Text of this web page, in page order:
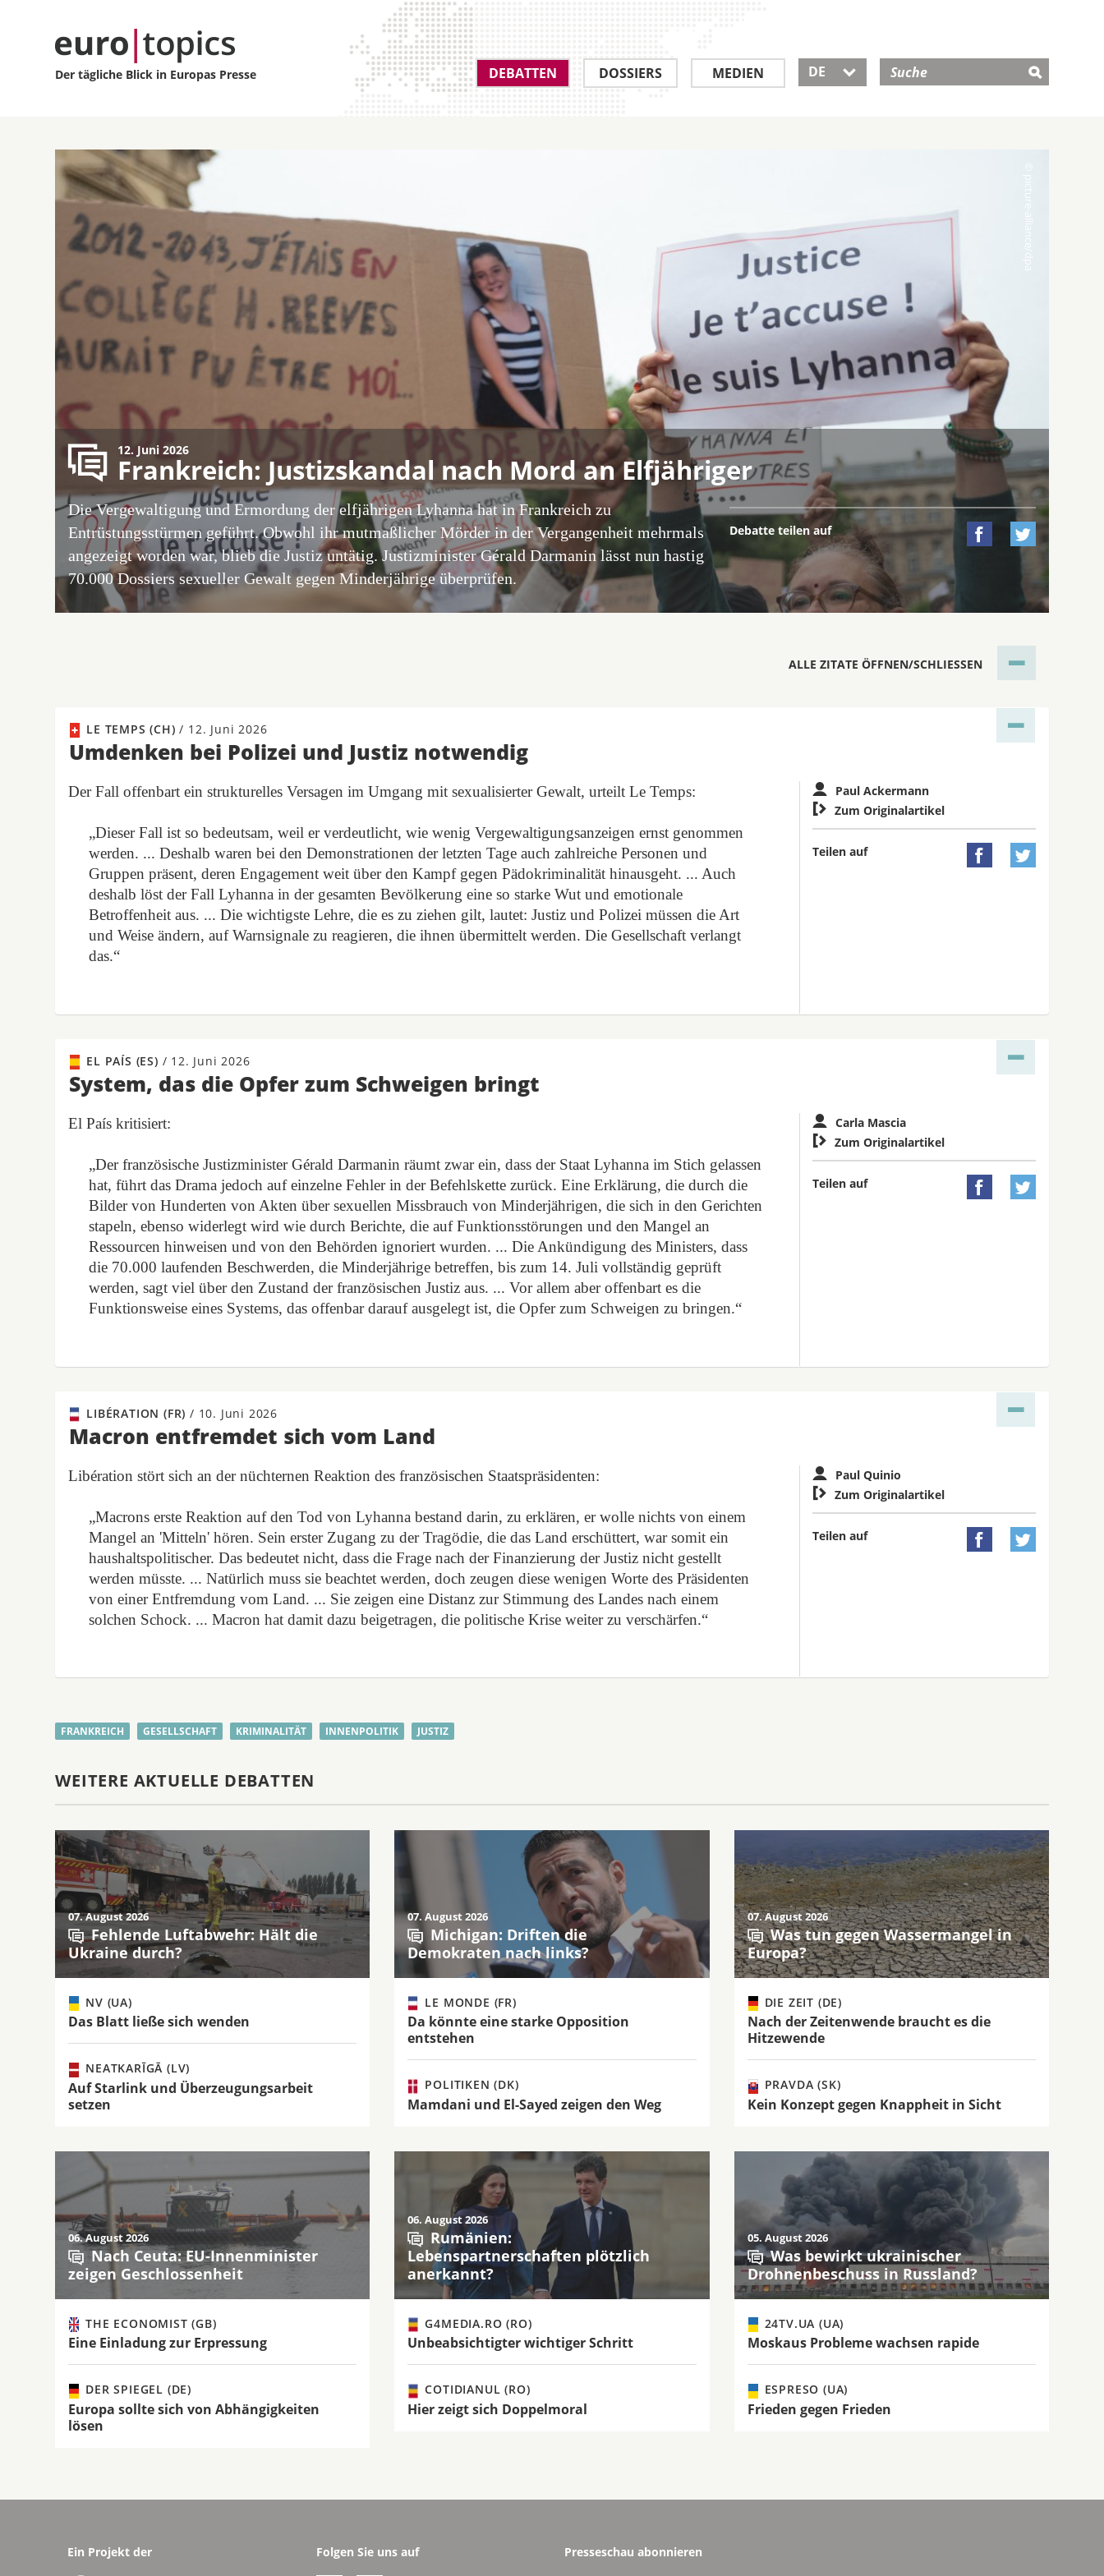
Der tägliche Blick in Europas Presse DEBATTEN DOSSIERS MEDIEN DE 
12. Juni 2026
Frankreich: Justizskandal nach Mord an Elfjähriger
Die Vergewaltigung und Ermordung der elfjährigen Lyhanna hat in Frankreich zu
Entrüstungsstürmen geführt. Obwohl ihr mutmaßlicher Mörder in der Vergangenheit mehrmals
angezeigt worden war, blieb die Justiz untätig. Justizminister Gérald Darmanin lässt nun hastig
70.000 Dossiers sexueller Gewalt gegen Minderjährige überprüfen.
Debatte teilen auf  
ALLE ZITATE ÖFFNEN/SCHLIESSEN
LE TEMPS (CH)/ 12. Juni 2026
Umdenken bei Polizei und Justiz notwendig
Der Fall offenbart ein strukturelles Versagen im Umgang mit sexualisierter Gewalt, urteilt Le Temps:
„Dieser Fall ist so bedeutsam, weil er verdeutlicht, wie wenig Vergewaltigungsanzeigen ernst genommen
werden. ... Deshalb waren bei den Demonstrationen der letzten Tage auch zahlreiche Personen und
Gruppen präsent, deren Engagement weit über den Kampf gegen Pädokriminalität hinausgeht. ... Auch
deshalb löst der Fall Lyhanna in der gesamten Bevölkerung eine so starke Wut und emotionale
Betroffenheit aus. ... Die wichtigste Lehre, die es zu ziehen gilt, lautet: Justiz und Polizei müssen die Art
und Weise ändern, auf Warnsignale zu reagieren, die ihnen übermittelt werden. Die Gesellschaft verlangt
das.“
Paul Ackermann
 Zum Originalartikel
Teilen auf  
EL PAÍS (ES) / 12. Juni 2026
System, das die Opfer zum Schweigen bringt
El País kritisiert:
„Der französische Justizminister Gérald Darmanin räumt zwar ein, dass der Staat Lyhanna im Stich gelassen
hat, führt das Drama jedoch auf einzelne Fehler in der Befehlskette zurück. Eine Erklärung, die durch die
Bilder von Hunderten von Akten über sexuellen Missbrauch von Minderjährigen, die sich in den Gerichten
stapeln, ebenso widerlegt wird wie durch Berichte, die auf Funktionsstörungen und den Mangel an
Ressourcen hinweisen und von den Behörden ignoriert wurden. ... Die Ankündigung des Ministers, dass
die 70.000 laufenden Beschwerden, die Minderjährige betreffen, bis zum 14. Juli vollständig geprüft
werden, sagt viel über den Zustand der französischen Justiz aus. ... Vor allem aber offenbart es die
Funktionsweise eines Systems, das offenbar darauf ausgelegt ist, die Opfer zum Schweigen zu bringen.“
Carla Mascia
 Zum Originalartikel
Teilen auf  
LIBÉRATION (FR) / 10. Juni 2026
Macron entfremdet sich vom Land
Libération stört sich an der nüchternen Reaktion des französischen Staatspräsidenten:
„Macrons erste Reaktion auf den Tod von Lyhanna bestand darin, zu erklären, er wolle nichts von einem
Mangel an 'Mitteln' hören. Sein erster Zugang zu der Tragödie, die das Land erschüttert, war somit ein
haushaltspolitischer. Das bedeutet nicht, dass die Frage nach der Finanzierung der Justiz nicht gestellt
werden müsste. ... Natürlich muss sie beachtet werden, doch zeugen diese wenigen Worte des Präsidenten
von einer Entfremdung vom Land. ... Sie zeigen eine Distanz zur Stimmung des Landes nach einem
solchen Schock. ... Macron hat damit dazu beigetragen, die politische Krise weiter zu verschärfen.“
Paul Quinio
 Zum Originalartikel
Teilen auf  
FRANKREICH GESELLSCHAFT KRIMINALITÄT INNENPOLITIK JUSTIZ
WEITERE AKTUELLE DEBATTEN
07. August 2026
Fehlende Luftabwehr: Hält die
Ukraine durch?
NV (UA)
Das Blatt ließe sich wenden
NEATKARĪGĀ (LV)
Auf Starlink und Überzeugungsarbeit
setzen
07. August 2026
Michigan: Driften die
Demokraten nach links?
LE MONDE (FR)
Da könnte eine starke Opposition
entstehen
POLITIKEN (DK)
Mamdani und El-Sayed zeigen den Weg
07. August 2026
Was tun gegen Wassermangel in
Europa?
DIE ZEIT (DE)
Nach der Zeitenwende braucht es die
Hitzewende
PRAVDA (SK)
Kein Konzept gegen Knappheit in Sicht
06. August 2026
Nach Ceuta: EU-Innenminister
zeigen Geschlossenheit
THE ECONOMIST (GB)
Eine Einladung zur Erpressung
DER SPIEGEL (DE)
Europa sollte sich von Abhängigkeiten
lösen
06. August 2026
Rumänien:
Lebenspartnerschaften plötzlich
anerkannt?
G4MEDIA.RO (RO)
Unbeabsichtigter wichtiger Schritt
COTIDIANUL (RO)
Hier zeigt sich Doppelmoral
05. August 2026
Was bewirkt ukrainischer
Drohnenbeschuss in Russland?
24TV.UA (UA)
Moskaus Probleme wachsen rapide
ESPRESO (UA)
Frieden gegen Frieden
Ein Projekt der Folgen Sie uns auf Presseschau abonnieren